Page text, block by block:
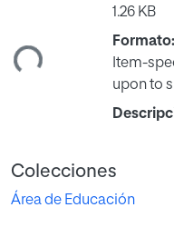
1.26 KB
Formato:
Item-
upon to
Colecciones
Área de Educación